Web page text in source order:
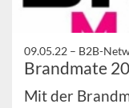
09.05.22 – B2B-
Brandmate
Mit der